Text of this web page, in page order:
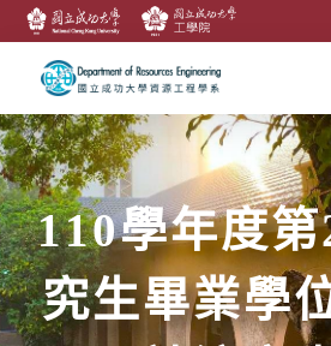
110學年度
究生畢業學